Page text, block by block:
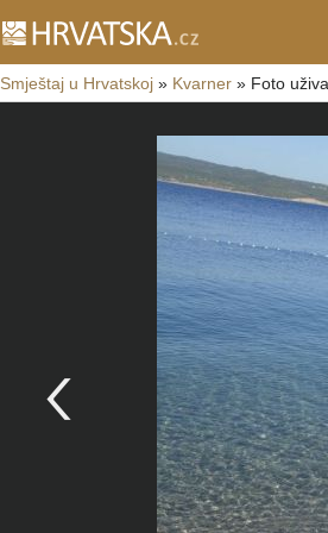
Smještaj u Hrvatskoj » Kvarner » Foto